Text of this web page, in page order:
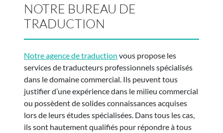
NOTRE BUREAU DE
TRADUCTION
Notre agence de traduction vous propose les
services de traducteurs professionnels spécialisés
dans le domaine commercial. Ils peuvent tous
justifier d’une expérience dans le milieu commercial
ou possèdent de solides connaissances acquises
lors de leurs études spécialisées. Dans tous les cas,
ils sont hautement qualifiés pour répondre à tous